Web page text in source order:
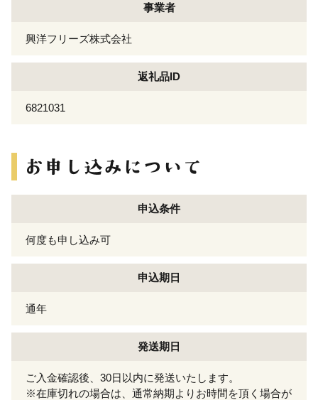
事業者
興洋フリーズ株式会社
返礼品ID
6821031
申込条件
何度も申し込み可
申込期日
通年
発送期日
ご入金確認後、30日以内に発送いたします。
※在庫切れの場合は、通常納期よりお時間を頂く場合が